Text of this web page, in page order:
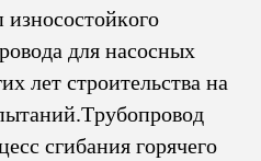
износостойкого
для насосных
лет строительства на
сгибания горячего